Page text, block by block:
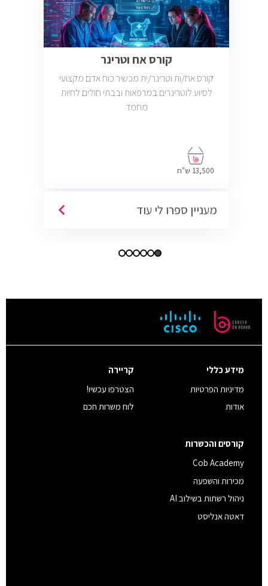
קורס אח וטרינר
קורס אח/ות וטרינר/ית מכשיר כוח אדם מקצועי
לסיוע לוטרינרים במרפאות ובבתי חולים לחיות
מחמד
13,500 ש"ח
מעניין ספרו לי עוד
מידע כללי
מדיניות הפרטיות
אודות
קריירה
הצטרפו עכשיו!
לוח משרות חכם
קורסים והכשרות
Cob Academy
מכירות והשפעה
ניהול רשתות בשילוב AI
דאטה אנליסט